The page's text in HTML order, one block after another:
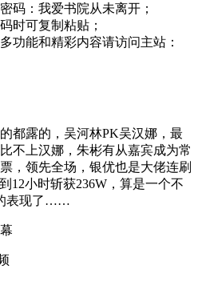
码：我爱书院从未离开；
时可复制粘贴；
功能和精彩内容请访问主站：
都露的，吴河林PK吴汉娜，最
不上汉娜，朱彬有从嘉宾成为常
，领先全场，银优也是大佬连刷
12小时斩获236W，算是一个不
表现了……